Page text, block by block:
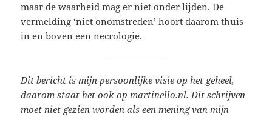
maar de waarheid mag er niet onder lijden. De
vermelding ‘niet onomstreden’ hoort daarom thuis
in en boven een necrologie.
Dit bericht is mijn persoonlijke visie op het geheel,
daarom staat het ook op martinello.nl. Dit schrijven
moet niet gezien worden als een mening van mijn